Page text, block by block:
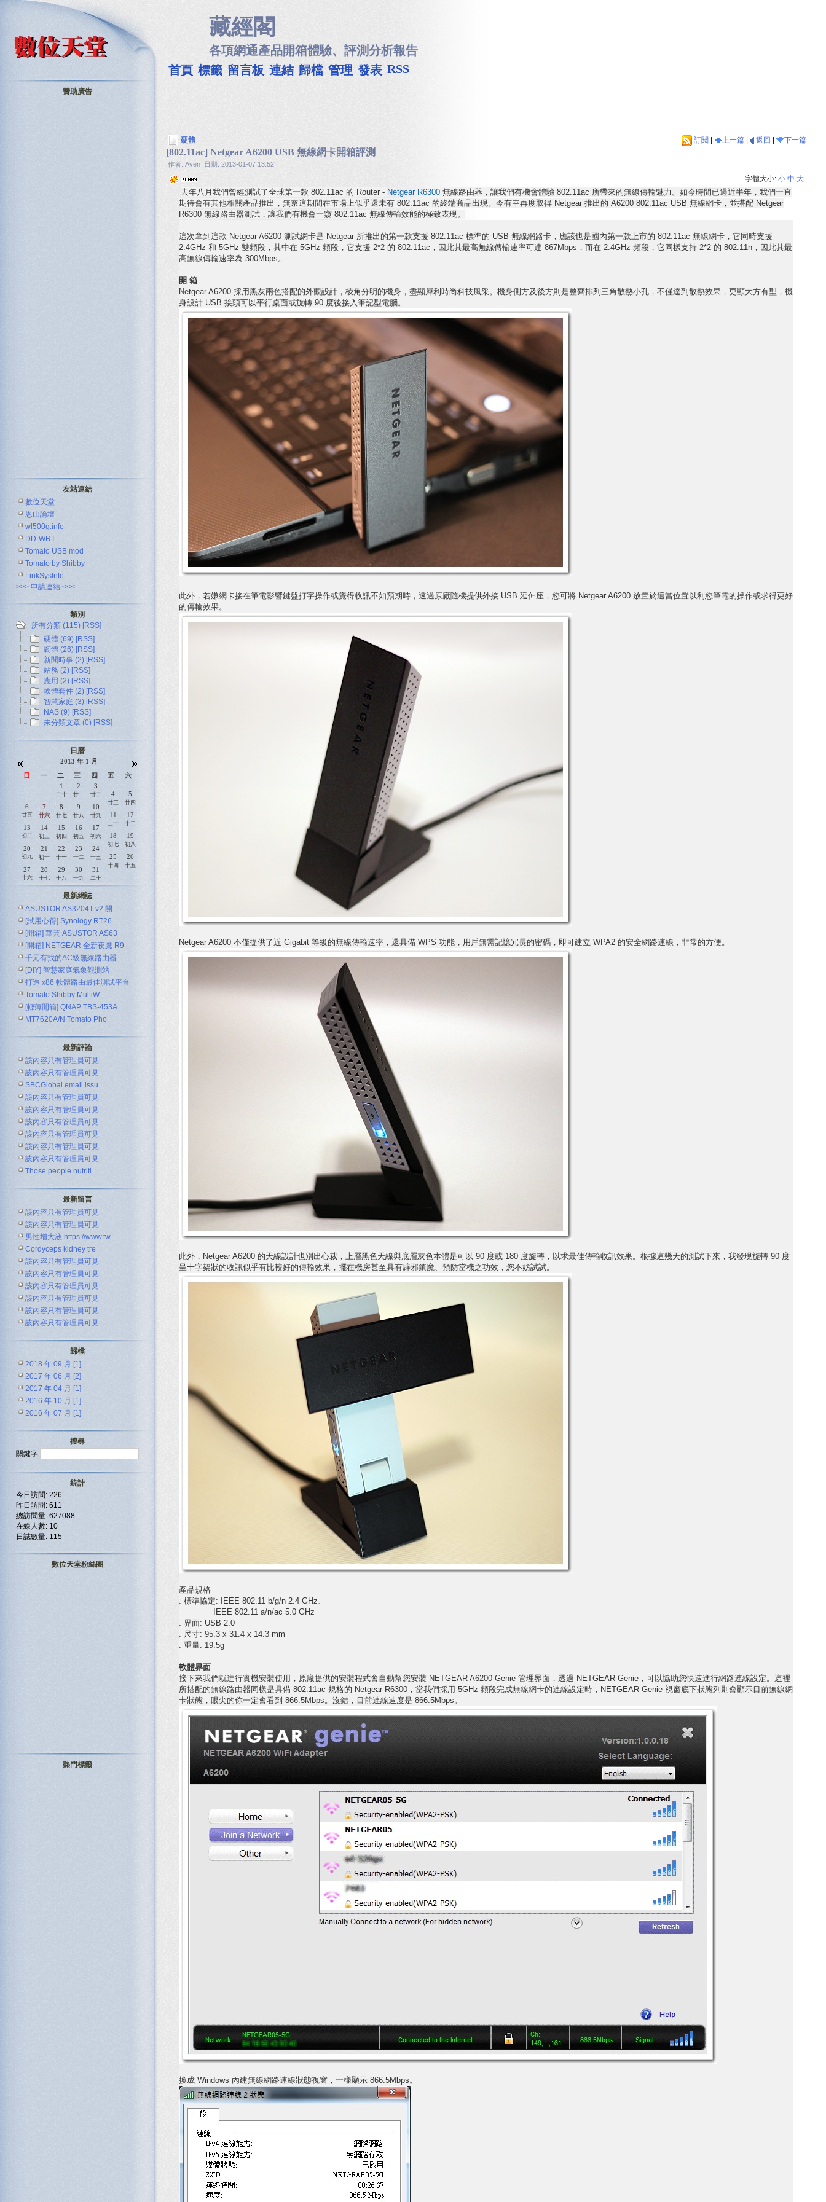
藏經閣
各項網通產品開箱體驗、評測分析報告
首頁 標籤 留言板 連結 歸檔 管理 發表 RSS
訂閱 上一篇 返回 下一篇
硬體
[802.11ac] Netgear A6200 USB 無線網卡開箱評測
作者: Aven 日期: 2013-01-07 13:52
字體大小: 小 中 大
去年八月我們曾經測試了全球第一款 802.11ac 的 Router - Netgear R6300 無線路由器，讓我們有機會體驗 802.11ac 所帶來的無線傳輸魅力。如今時間已過近半年，我們一直
期待會有其他相關產品推出，無奈這期間在市場上似乎還未有 802.11ac 的終端商品出現。今有幸再度取得 Netgear 推出的 A6200 802.11ac USB 無線網卡，並搭配 Netgear
R6300 無線路由器測試，讓我們有機會一窺 802.11ac 無線傳輸效能的極致表現。
這次拿到這款 Netgear A6200 測試網卡是 Netgear 所推出的第一款支援 802.11ac 標準的 USB 無線網路卡，應該也是國內第一款上市的 802.11ac 無線網卡，它同時支援
2.4GHz 和 5GHz 雙頻段，其中在 5GHz 頻段，它支援 2*2 的 802.11ac，因此其最高無線傳輸速率可達 867Mbps，而在 2.4GHz 頻段，它同樣支持 2*2 的 802.11n，因此其最
高無線傳輸速率為 300Mbps。
開 箱
Netgear A6200 採用黑灰兩色搭配的外觀設計，棱角分明的機身，盡顯犀利時尚科技風采。機身側方及後方則是整齊排列三角散熱小孔，不僅達到散熱效果，更顯大方有型，機
身設計 USB 接頭可以平行桌面或旋轉 90 度後接入筆記型電腦。
此外，若嫌網卡接在筆電影響鍵盤打字操作或覺得收訊不如預期時，透過原廠隨機提供外接 USB 延伸座，您可將 Netgear A6200 放置於適當位置以利您筆電的操作或求得更好
的傳輸效果。
Netgear A6200 不僅提供了近 Gigabit 等級的無線傳輸速率，還具備 WPS 功能，用戶無需記憶冗長的密碼，即可建立 WPA2 的安全網路連線，非常的方便。
此外，Netgear A6200 的天線設計也別出心裁，上層黑色天線與底層灰色本體是可以 90 度或 180 度旋轉，以求最佳傳輸收訊效果。根據這幾天的測試下來，我發現旋轉 90 度
呈十字架狀的收訊似乎有比較好的傳輸效果，擺在機房甚至具有辟邪鎮魔、預防當機之功效，您不妨試試。
產品規格
. 標準協定: IEEE 802.11 b/g/n 2.4 GHz、
IEEE 802.11 a/n/ac 5.0 GHz
. 界面: USB 2.0
. 尺寸: 95.3 x 31.4 x 14.3 mm
. 重量: 19.5g
軟體界面
接下來我們就進行實機安裝使用，原廠提供的安裝程式會自動幫您安裝 NETGEAR A6200 Genie 管理界面，透過 NETGEAR Genie，可以協助您快速進行網路連線設定。這裡
所搭配的無線路由器同樣是具備 802.11ac 規格的 Netgear R6300，當我們採用 5GHz 頻段完成無線網卡的連線設定時，NETGEAR Genie 視窗底下狀態列則會顯示目前無線網
卡狀態，眼尖的你一定會看到 866.5Mbps。沒錯，目前連線速度是 866.5Mbps。
換成 Windows 內建無線網路連線狀態視窗，一樣顯示 866.5Mbps。
贊助廣告
友站連結
數位天堂
恩山論壇
wl500g.info
DD-WRT
Tomato USB mod
Tomato by Shibby
LinkSysInfo
>>> 申請連結 <<<
類別
所有分類 (115) [RSS]
硬體 (69) [RSS]
韌體 (26) [RSS]
新聞時事 (2) [RSS]
站務 (2) [RSS]
應用 (2) [RSS]
軟體套件 (2) [RSS]
智慧家庭 (3) [RSS]
NAS (9) [RSS]
未分類文章 (0) [RSS]
日曆
2013 年 1 月
日
一 二 三 四 五
六
1
二十
2
廿一
3
廿二 4
廿三
5
廿四
6
廿五
7
廿六
8
廿七
9
廿八
10
廿九 11
三十
12
十二
13
初二
14
初三
15
初四
16
初五
17
初六 18
初七
19
初八
20
初九
21
初十
22
十一
23
十二
24
十三 25
十四
26
十五
27
十六
28
十七
29
十八
30
十九
31
二十
最新網誌
ASUSTOR AS3204T v2 開
[試用心得] Synology RT26
[開箱] 華芸 ASUSTOR AS63
[開箱] NETGEAR 全新夜鷹 R9
千元有找的AC級無線路由器
ASUS R
[DIY] 智慧家庭氣象觀測站
打造 x86 軟體路由最佳測試平台
Tomato Shibby MultiW
[輕薄開箱] QNAP TBS-453A
MT7620A/N Tomato Pho
最新評論
該內容只有管理員可見
該內容只有管理員可見
SBCGlobal email issu
該內容只有管理員可見
該內容只有管理員可見
該內容只有管理員可見
該內容只有管理員可見
該內容只有管理員可見
該內容只有管理員可見
Those people nutriti
最新留言
該內容只有管理員可見
該內容只有管理員可見
男性增大液 https://www.tw
Cordyceps kidney tre
該內容只有管理員可見
該內容只有管理員可見
該內容只有管理員可見
該內容只有管理員可見
該內容只有管理員可見
該內容只有管理員可見
歸檔
2018 年 09 月 [1]
2017 年 06 月 [2]
2017 年 04 月 [1]
2016 年 10 月 [1]
2016 年 07 月 [1]
搜尋
關鍵字
統計
今日訪問: 226
昨日訪問: 611
總訪問量: 627088
在線人數: 10
日誌數量: 115
數位天堂粉絲團
熱門標籤